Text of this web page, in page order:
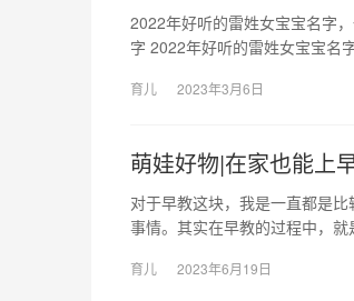
2022年好听的雷姓女宝宝名字
字 2022年好听的雷姓女宝宝名
育儿 2023年3月6日
萌娃好物|在家也能上
对于早教这块，我是一直都是
事情。其实在早教的过程中，
育儿 2023年6月19日